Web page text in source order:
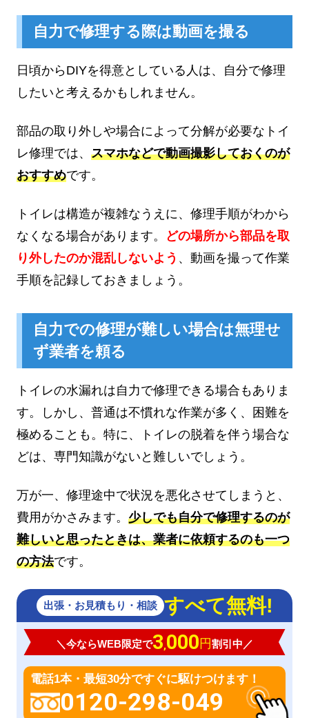
自力で修理する際は動画を撮る
日頃からDIYを得意としている人は、自分で修理
したいと考えるかもしれません。
部品の取り外しや場合によって分解が必要なトイ
レ修理では、 スマホなどで動画撮影しておくのが
おすすめです。
トイレは構造が複雑なうえに、修理手順がわから
なくなる場合があります。 どの場所から部品を取
り外したのか混乱しないよう 、動画を撮って作業
手順を記録しておきましょう。
自力での修理が難しい場合は無理せ
ず業者を頼る
トイレの水漏れは自力で修理できる場合もありま
す。しかし、普通は不慣れな作業が多く、困難を
極めることも。特に、トイレの脱着を伴う場合な
どは、専門知識がないと難しいでしょう。
万が一、修理途中で状況を悪化させてしまうと、
費用がかさみます。 少しでも自分で修理するのが
難しいと思ったときは、業者に依頼するのも一つ
の方法です。
出張・お見積もり・相談 すべて無料!
＼今ならWEB限定で3,000 円割引中／
電話1本・最短30分ですぐに駆けつけます！
0120-298-049